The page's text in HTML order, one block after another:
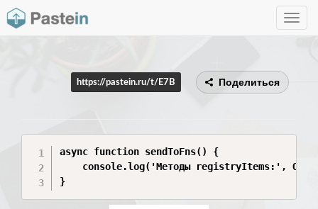
Toggle
https://pastein.ru/t/E7B Поделиться
async function sendToFns() {
console.log('Методы registryItems:',